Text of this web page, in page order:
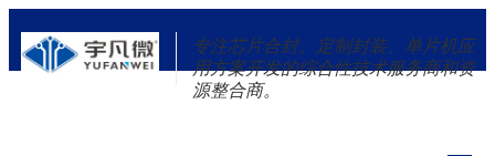
专注芯片合封、定制封装、单片机应
用方案开发的综合性技术服务商和资
源整合商。